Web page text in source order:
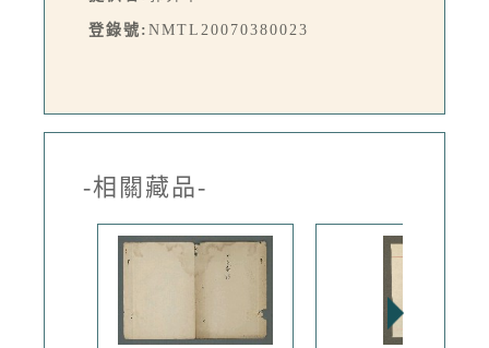
登錄號: NMTL20070380023
-相關藏品-